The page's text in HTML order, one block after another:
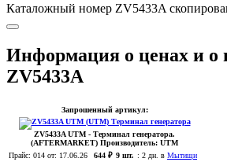
Каталожный номер ZV5433A
Информация о ценах и о
ZV5433A
Запрошенный артикул:
ZV5433AUTM - Терминал генератора.
(AFTERMARKET) Производитель: UTM
Прайс: 014 от: 17.06.26 644 ₽ 9 шт. : 2 дн. в Мытищи